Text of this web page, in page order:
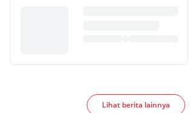
Lihat berita lainnya